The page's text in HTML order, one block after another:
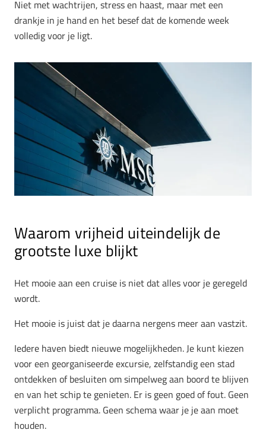
Niet met wachtrijen, stress en haast, maar met een
drankje in je hand en het besef dat de komende week
volledig voor je ligt.
Waarom vrijheid uiteindelijk de
grootste luxe blijkt
Het mooie aan een cruise is niet dat alles voor je geregeld
wordt.
Het mooie is juist dat je daarna nergens meer aan vastzit.
Iedere haven biedt nieuwe mogelijkheden. Je kunt kiezen
voor een georganiseerde excursie, zelfstandig een stad
ontdekken of besluiten om simpelweg aan boord te blijven
en van het schip te genieten. Er is geen goed of fout. Geen
verplicht programma. Geen schema waar je je aan moet
houden.